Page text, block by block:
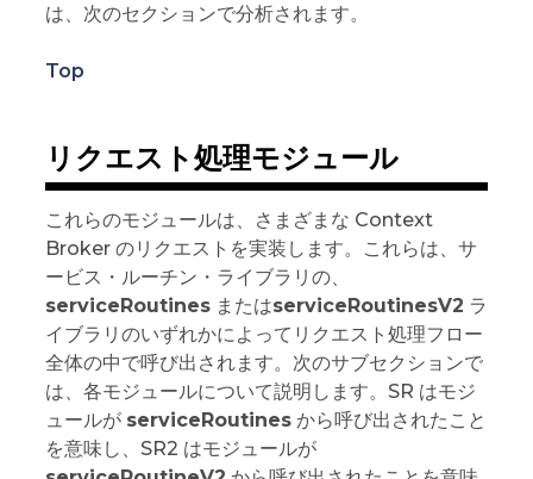
は、次のセクションで分析されます。
Top
リクエスト処理モジュール
これらのモジュールは、さまざまな Context
Broker のリクエストを実装します。これらは、サ
ービス・ルーチン・ライブラリの、
serviceRoutinesまたはserviceRoutinesV2 ラ
イブラリのいずれかによってリクエスト処理フロー
全体の中で呼び出されます。次のサブセクションで
は、各モジュールについて説明します。SR はモジ
ュールが serviceRoutinesから呼び出されたこと
を意味し、SR2 はモジュールが